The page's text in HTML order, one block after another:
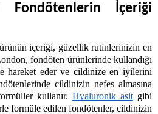
Fondötenlerin İçeriği
içeriği, güzellik rutinlerinizin en
fondöten ürünlerinde kullandığı
hareket eder ve cildinize en iyilerini
cildinizin nefes almasına
kullanır. Hyaluronik asit gibi
formüle edilen fondötenler, cildinizin